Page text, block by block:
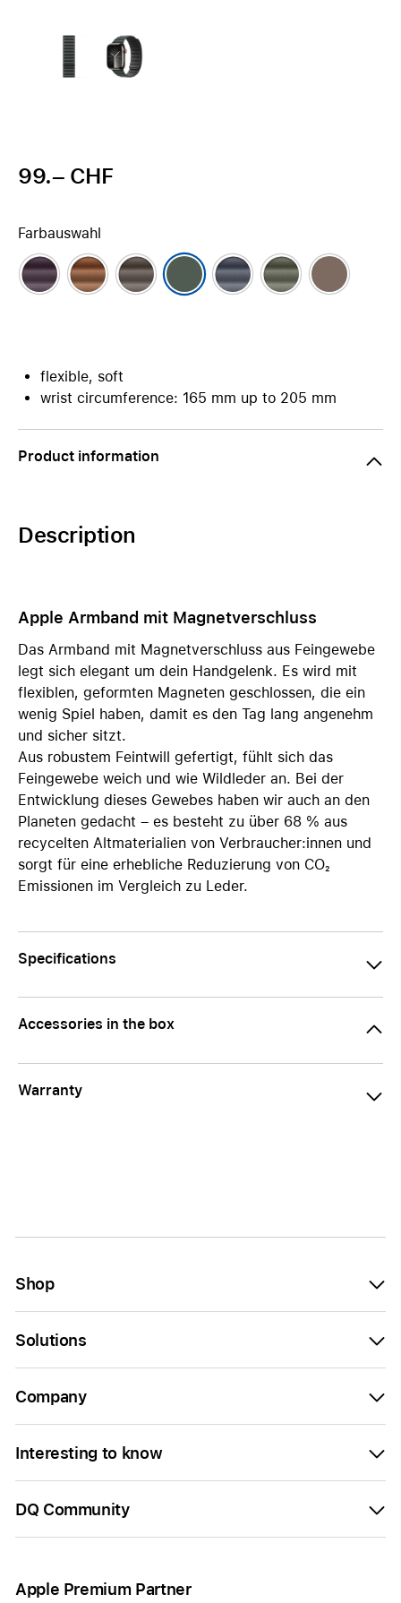
99.– CHF
Farbauswahl
flexible, soft
wrist circumference: 165 mm up to 205 mm
Product information
Description
Apple Armband mit Magnetverschluss
Das Armband mit Magnetverschluss aus Feingewebe
legt sich elegant um dein Handgelenk. Es wird mit
flexiblen, geformten Magneten geschlossen, die ein
wenig Spiel haben, damit es den Tag lang angenehm
und sicher sitzt.
Aus robustem Feintwill gefertigt, fühlt sich das
Feingewebe weich und wie Wildleder an. Bei der
Entwicklung dieses Gewebes haben wir auch an den
Planeten gedacht – es besteht zu über 68 % aus
recycelten Altmaterialien von Verbraucher:innen und
sorgt für eine erhebliche Reduzierung von CO₂
Emissionen im Vergleich zu Leder.
Specifications
Accessories in the box
Warranty
Shop
Solutions
Company
Interesting to know
DQ Community
Apple Premium Partner